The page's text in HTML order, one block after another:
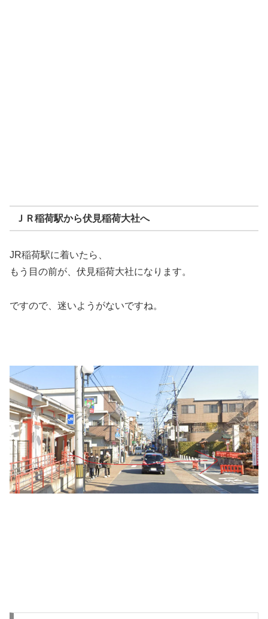
ＪＲ稲荷駅から伏見稲荷大社へ
JR稲荷駅に着いたら、
もう目の前が、伏見稲荷大社になります。
ですので、迷いようがないですね。